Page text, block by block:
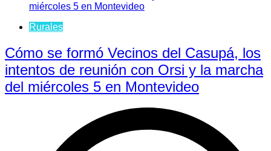
Rurales
Cómo se formó Vecinos del Casupá, los
intentos de reunión con Orsi y la marcha
del miércoles 5 en Montevideo